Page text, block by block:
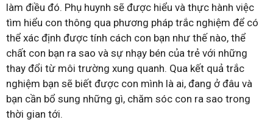
làm điều đó. Phụ huynh sẽ được hiểu và thực hành việc
tìm hiểu con thông qua phương pháp trắc nghiệm để có
thể xác định được tính cách con bạn như thế nào, thể
chất con bạn ra sao và sự nhạy bén của trẻ với những
thay đổi từ môi trường xung quanh. Qua kết quả trắc
nghiệm bạn sẽ biết được con mình là ai, đang ở đâu và
bạn cần bổ sung những gì, chăm sóc con ra sao trong
thời gian tới.